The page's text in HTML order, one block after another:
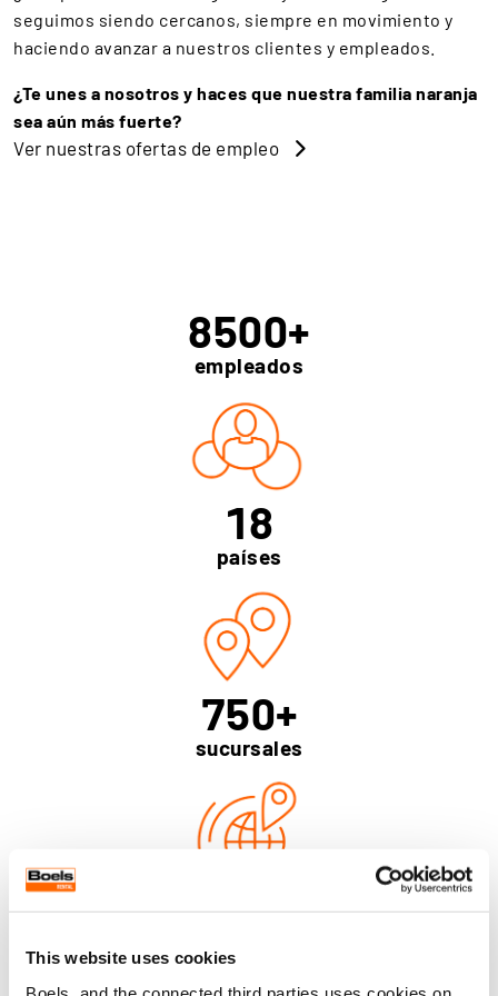
This website uses cookies
seguimos siendo cercanos, siempre en movimiento y
haciendo avanzar a nuestros clientes y empleados.
¿Te unes a nosotros y haces que nuestra familia naranja
sea aún más fuerte?
Ver nuestras ofertas de empleo
8500+
empleados
18
países
750+
sucursales
840000+